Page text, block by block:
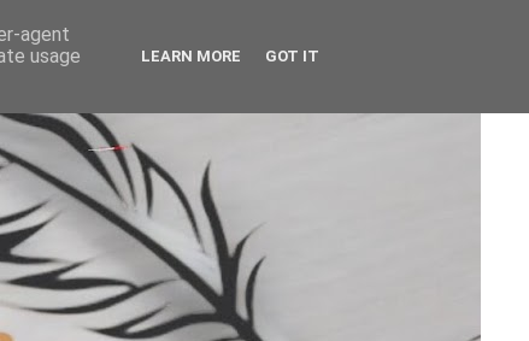
agent
usage
LEARN MORE GOT IT